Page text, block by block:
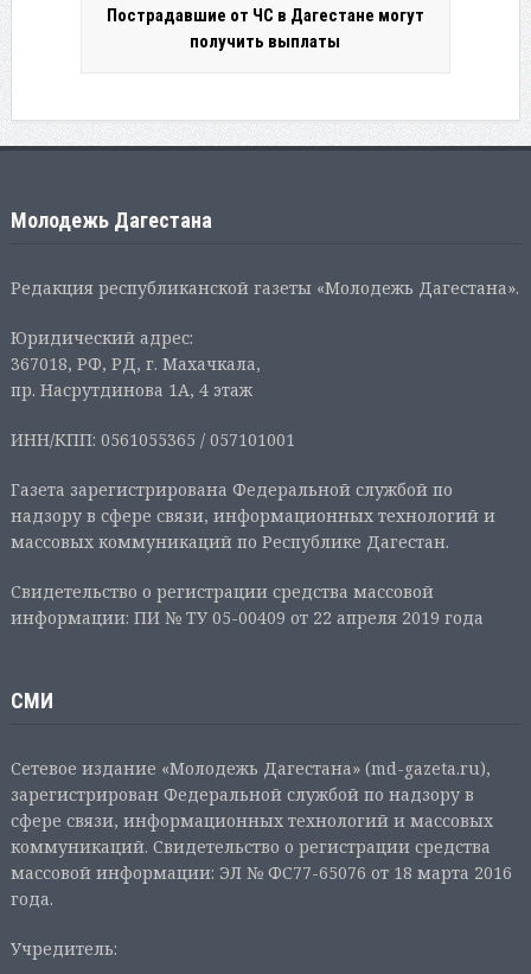
Пострадавшие от ЧС в Дагестане могут
получить выплаты
Молодежь Дагестана
Редакция республиканской газеты «Молодежь Дагестана».
Юридический адрес:
367018, РФ, РД, г. Махачкала,
пр. Насрутдинова 1А, 4 этаж
ИНН/КПП: 0561055365 / 057101001
Газета зарегистрирована Федеральной службой по
надзору в сфере связи, информационных технологий и
массовых коммуникаций по Республике Дагестан.
Свидетельство о регистрации средства массовой
информации: ПИ № ТУ 05-00409 от 22 апреля 2019 года
СМИ
Сетевое издание «Молодежь Дагестана» (md-gazeta.ru),
зарегистрирован Федеральной службой по надзору в
сфере связи, информационных технологий и массовых
коммуникаций. Свидетельство о регистрации средства
массовой информации: ЭЛ № ФС77-65076 от 18 марта 2016
года.
Учредитель: